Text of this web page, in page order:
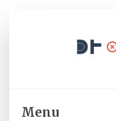
Menu